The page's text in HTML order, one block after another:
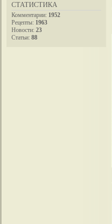
СТАТИСТИКА
Комментарии: 1952
Рецепты: 1963
Новости: 23
Статьи: 88